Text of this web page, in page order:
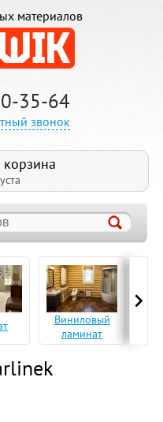
материалов
35-64
звонок
Виниловый
ламинат